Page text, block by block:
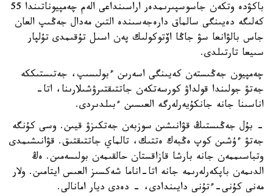
باكۋدە وتكەن جاسوسپىرىمدەر اراسىنداعى الەم چەمپيوناتىندا 55
كەلىگە دەيىنگى سالماق دارەجەسىندە التىن مەدال جەڭىپ العان
جاس بالۋانعا سۋ جاڭا اۆتوكولىك پەن اسىل تۇقىمدى تۇلپار
سىيعا تارتىلدى.
چەمپيون جەڭىستەن كەيىنگى اسەرىن ءبولىسىپ، جەتىستىككە
جەتۋ جولىندا قولداۋ كورسەتكەن جاتتىقتىرۋشىلارىنا، اتا-
اناسىنا جانە جانكۇيەرلەرگە العىسىن ءبىلدىردى.
- بۇل جەڭىستىڭ قۋانىشىن سوزبەن جەتكىزۋ قيىن. وسى كۇنگە
جەتۋ ءۇشىن كوپ ەڭبەك ەتتىك، تالماي جاتتىقتىق. قۋانىشىمدى
وتباسىممەن جانە بارشا قازاقستان حالقىمەن بولىسەمىن. ەڭ
الدىمەن باپكەرلەرىمە جانە اتا-اناما شەكسىز العىس ايتامىن. ولار
مەنى كۇنى-ءتۇنى دايىندادى، - دەدى ديار امانالى.